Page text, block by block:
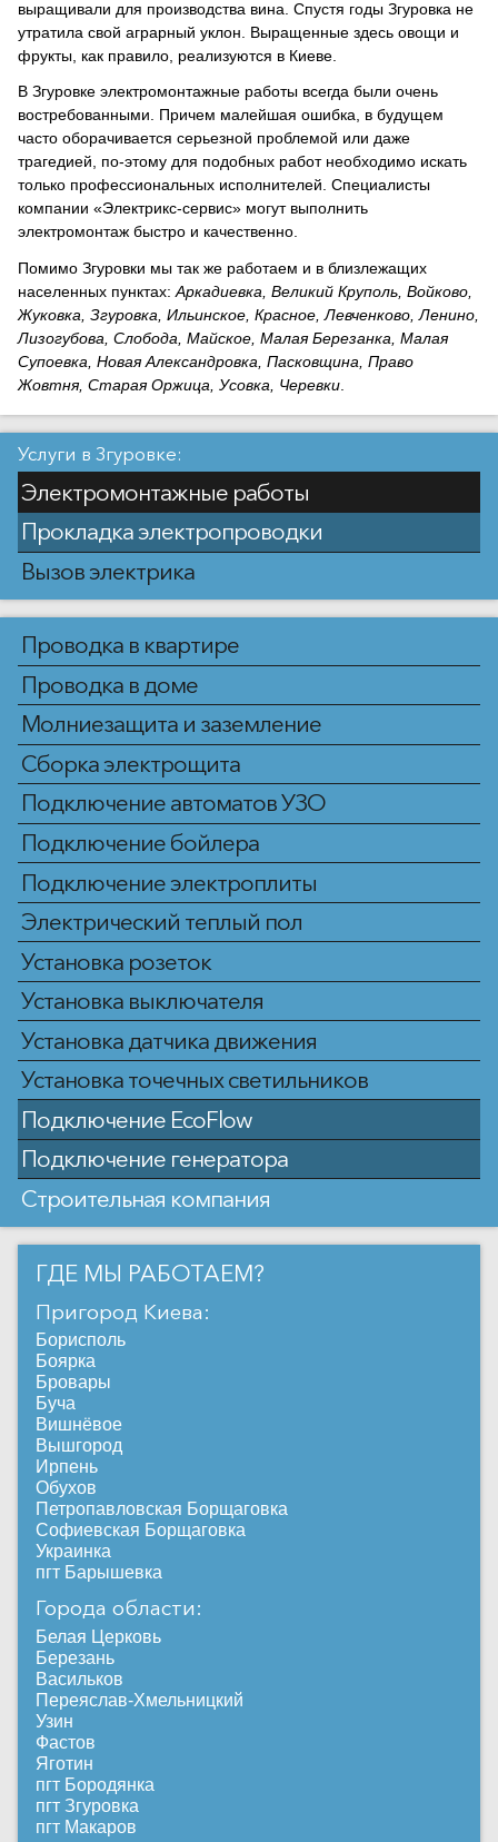
Услуги в Згуровке:
Электромонтажные работы
Прокладка электропроводки
Вызов электрика
Проводка в квартире
Проводка в доме
Молниезащита и заземление
Сборка электрощита
Подключение автоматов УЗО
Подключение бойлера
Подключение электроплиты
Электрический теплый пол
Установка розеток
Установка выключателя
Установка датчика движения
Установка точечных светильников
Подключение EcoFlow
Подключение генератора
Строительная компания
ГДЕ МЫ РАБОТАЕМ?
Пригород Киева:
Борисполь
Боярка
Бровары
Буча
Вишнёвое
Вышгород
Ирпень
Обухов
Петропавловская Борщаговка
Софиевская Борщаговка
Украинка
пгт Барышевка
Города области:
Белая Церковь
Березань
Васильков
Переяслав-Хмельницкий
Узин
Фастов
Яготин
пгт Бородянка
пгт Згуровка
пгт Макаров
выращивали для производства вина. Спустя годы Згуровка не
утратила свой аграрный уклон. Выращенные здесь овощи и
фрукты, как правило, реализуются в Киеве.
В Згуровке электромонтажные работы всегда были очень
востребованными. Причем малейшая ошибка, в будущем
часто оборачивается серьезной проблемой или даже
трагедией, по-этому для подобных работ необходимо искать
только профессиональных исполнителей. Специалисты
компании «Электрикс-сервис» могут выполнить
электромонтаж быстро и качественно.
Помимо Згуровки мы так же работаем и в близлежащих
населенных пунктах: Аркадиевка, Великий Круполь, Войково,
Жуковка, Згуровка, Ильинское, Красное, Левченково, Ленино,
Лизогубова, Слобода, Майское, Малая Березанка, Малая
Супоевка, Новая Александровка, Пасковщина, Право
Жовтня, Старая Оржица, Усовка, Черевки